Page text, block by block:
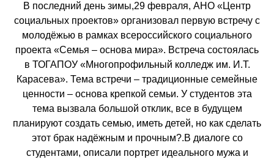
В последний день зимы,29 февраля, АНО «Центр
социальных проектов» организовал первую встречу с
молодёжью в рамках всероссийского социального
проекта «Семья – основа мира». Встреча состоялась
в ТОГАПОУ «Многопрофильный колледж им. И.Т.
Карасева». Тема встречи – традиционные семейные
ценности – основа крепкой семьи. У студентов эта
тема вызвала большой отклик, все в будущем
планируют создать семью, иметь детей, но как сделать
этот брак надёжным и прочным?.В диалоге со
студентами, описали портрет идеального мужа и